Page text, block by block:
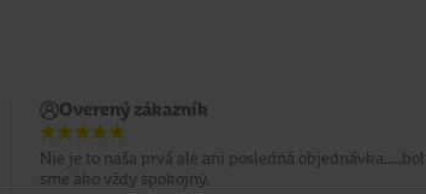
Overený zákazník
Nie je to naša prvá ale ani posledná
sme ako vždy spokojný.